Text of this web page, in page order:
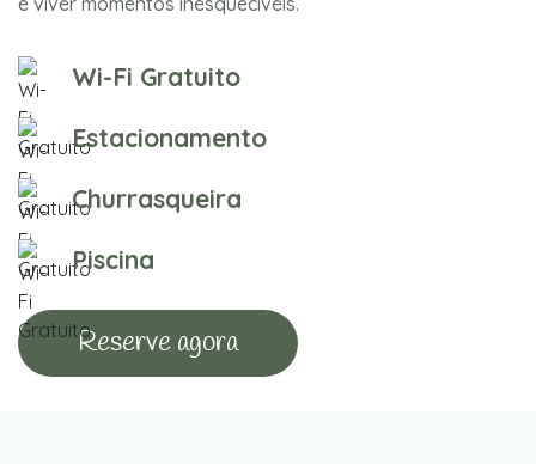
Wi-Fi Gratuito
Estacionamento
Churrasqueira
Piscina
Reserve agora